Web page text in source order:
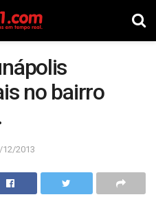
no bairro
12/2013